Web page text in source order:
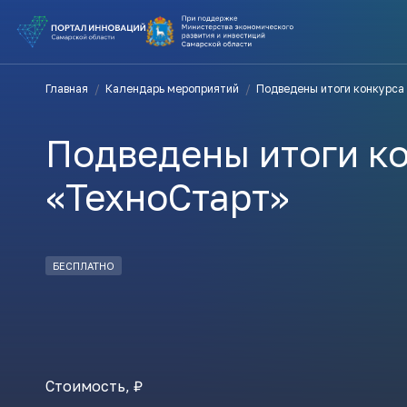
Главная / Календарь мероприятий / Подведены итоги
Подведены итоги
«ТехноСтарт»
БЕСПЛАТНО
Стоимость, ₽
ВЫ В
ВАМ СЮДА